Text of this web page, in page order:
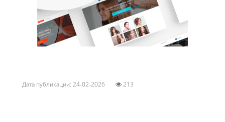
Дата публикации: 24-02-2026 213